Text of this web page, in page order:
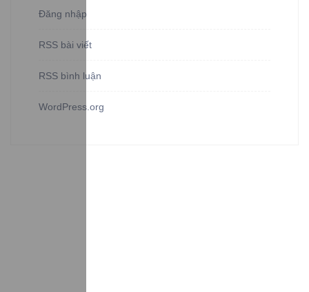
Đăng nhập
RSS bài viết
RSS bình luận
WordPress.org